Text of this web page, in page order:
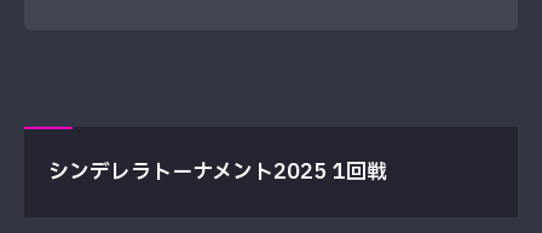
シンデレラトーナメント2025 1回戦